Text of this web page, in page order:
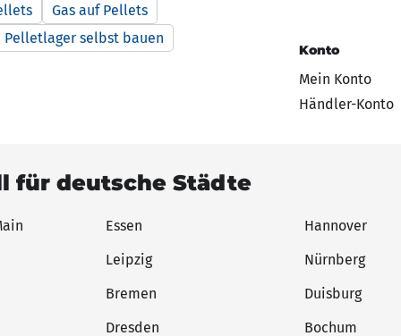
Gas auf Pellets
Pelletlager selbst bauen
Konto
Mein Konto
Händler-Konto
für deutsche Städte
Essen
Hannover
Leipzig
Nürnberg
Bremen
Duisburg
Dresden
Bochum